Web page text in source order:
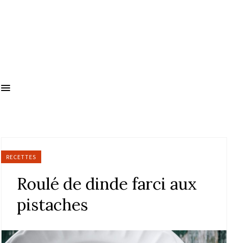
RECETTES
Roulé de dinde farci aux
pistaches